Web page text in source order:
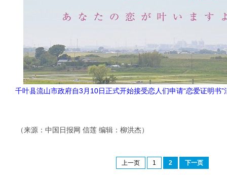
千叶县流山市政府自3月10日正式开始接受恋人们申请“恋爱证明书
（来源：中国日报网 信莲 编辑：柳洪杰）
上一页 1 2 下一页